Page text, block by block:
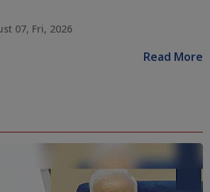
07, Fri, 2026
Read More